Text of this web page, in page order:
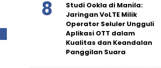
Studi Ookla di Manila:
Jaringan VoLTE Milik
Operator Seluler Ungguli
Aplikasi OTT dalam
Kualitas dan Keandalan
Panggilan Suara